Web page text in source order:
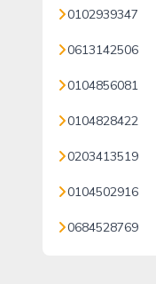
0102939347
0613142506
0104856081
0104828422
0203413519
0104502916
0684528769